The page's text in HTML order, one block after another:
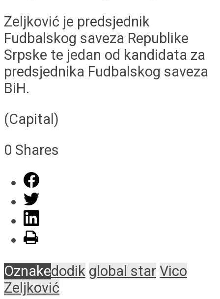
Zeljković je predsjednik
Fudbalskog saveza Republike
Srpske te jedan od kandidata za
predsjednika Fudbalskog saveza
BiH.
(Capital)
0 Shares
Oznakedodik global star Vico
Zeljković